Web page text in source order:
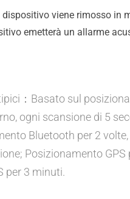
viene rimosso in
emetterà un allarme
：Basato sul
ogni scansione di 5
Bluetooth per 2
Posizionamento GPS
per 3 minuti.